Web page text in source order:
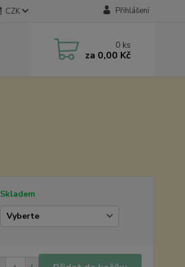
CZK Přihlášení
0 ks
za 0,00 Kč
Skladem